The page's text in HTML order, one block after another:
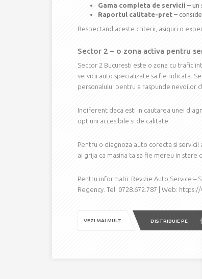
Gama completa de servicii – un
Raportul calitate-pret –
Respectand aceste criterii, asiguri o
Sector 2 – o zona activa pentru
Sector 2 Bucuresti este o zona cu trafic
servicii auto specializate sa fie ridicata.
personalului pentru a raspunde nevoilor
Indiferent daca esti in cautarea unei
optiuni accesibile si de calitate.
Pentru o diagnoza auto corecta si
ai grija ca masina ta sa fie mereu in stare
Pentru informatii: Revizie Auto Service
Regency. Tel: 0728.672.787 | Web:
VEZI MAI MULT DISTRIBUIE PE